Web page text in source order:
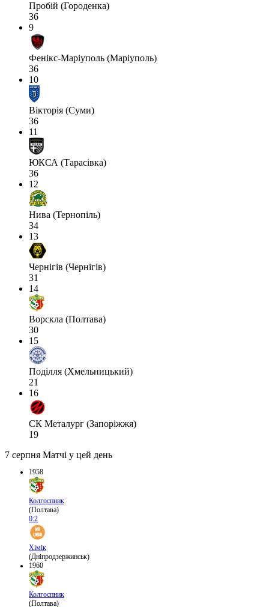
Пробій (Городенка)
36
9
Фенікс-Маріуполь (Маріуполь)
36
10
Вікторія (Суми)
36
11
ЮКСА (Тарасівка)
36
12
Нива (Тернопіль)
34
13
Чернігів (Чернігів)
31
14
Ворскла (Полтава)
30
15
Поділля (Хмельницький)
21
16
СК Металург (Запоріжжя)
19
7 серпня Матчі у цей день
1958
Колгоспник
(Полтава)
0:2
Хімік
(Дніпродзержинськ)
1960
Колгоспник
(Полтава)